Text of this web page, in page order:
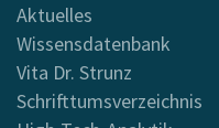
Aktuelles
Wissensdatenbank
Vita Dr. Strunz
Schrifttumsverzeichnis